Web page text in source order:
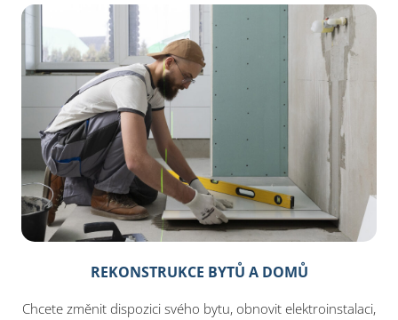
naplno.
REKONSTRUKCE BYTŮ A DOMŮ
Chcete změnit dispozici svého bytu, obnovit elektroinstalaci,